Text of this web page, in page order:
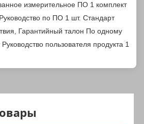
измерительное ПО 1 комплект
Руководство по ПО 1 шт. Стандарт
Гарантийный талон По одному
Руководство пользователя продукта 1